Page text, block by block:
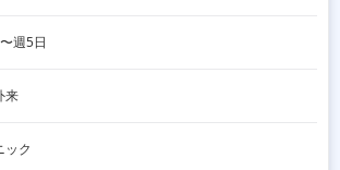
週5日
来
ック